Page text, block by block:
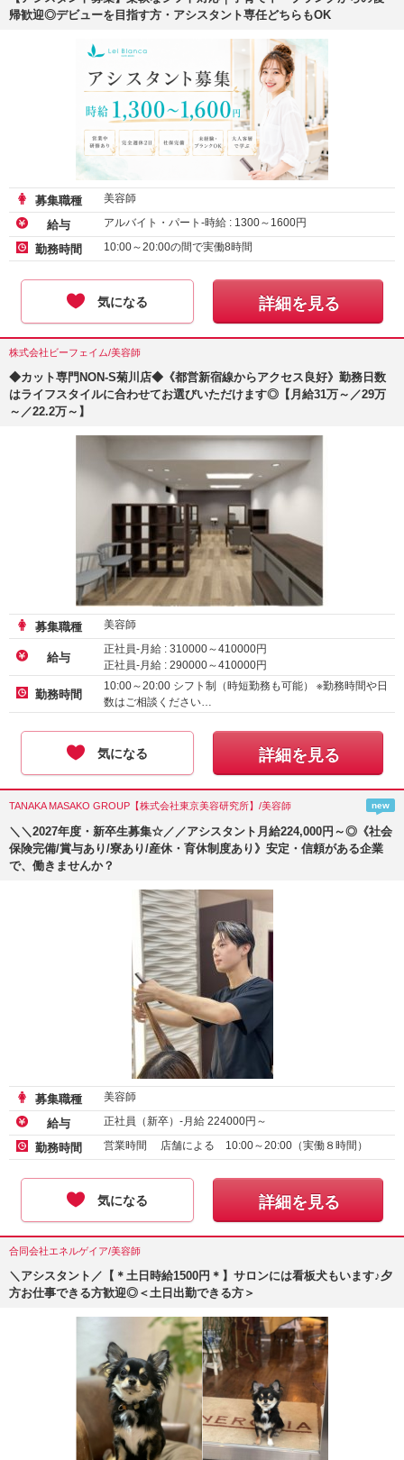
帰歓迎◎デビューを目指す方・アシスタント専任どちらもOK
募集職種 美容師
給与 アルバイト・パート-時給 : 1300～ 1600円
勤務時間 10:00～20:00の間で実働8時間
気になる 詳細を見る
株式会社ビーフェイム/美容師
◆カット専門NON-S菊川店◆《都営新宿線からアクセス良好》勤務日数
はライフスタイルに合わせてお選びいただけます◎【月給31万～／29万
～／22.2万～】
募集職種 美容師
給与
正社員-月給 : 310000～410000円
正社員-月給 : 290000～410000円
正社員-月給 :222300～ 258750円
勤務時間
10:00～20:00 シフト制（時短勤務も可能） ※勤務時間や日
数はご相談ください…
気になる 詳細を見る
TANAKA MASAKO GROUP【株式会社東京美容研究所】/美容師 new
＼＼2027年度・新卒生募集☆／／アシスタント月給224,000円～◎《社会
保険完備/賞与あり/寮あり/産休・育休制度あり》安定・信頼がある企業
で、働きませんか？
募集職種 美容師
給与 正社員（新卒）-月給 224000円～
勤務時間 営業時間 店舗による 10:00～20:00（実働８時間）
気になる 詳細を見る
合同会社エネルゲイア/美容師
＼アシスタント／【＊土日時給1500円＊】サロンには看板犬もいます♪夕
方お仕事できる方歓迎◎＜土日出勤できる方＞